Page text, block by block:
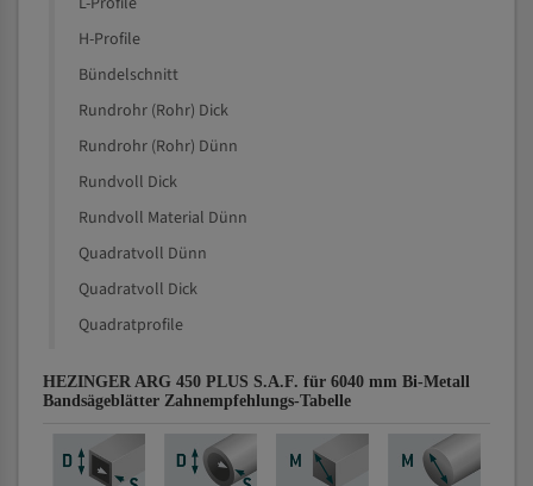
H-Profile
Bündelschnitt
Rundrohr (Rohr) Dick
Rundrohr (Rohr) Dünn
Rundvoll Dick
Rundvoll Material Dünn
Quadratvoll Dünn
Quadratvoll Dick
Quadratprofile
HEZINGER ARG 450 PLUS S.A.F. für 6040 mm Bi-Metall
Bandsägeblätter Zahnempfehlungs-Tabelle